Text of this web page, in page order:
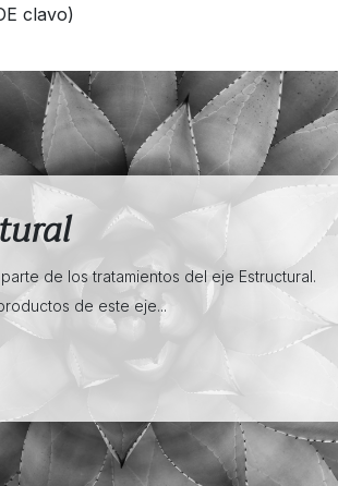
clavo)
de los tratamientos del eje Estructural.
de este eje...